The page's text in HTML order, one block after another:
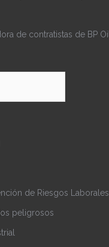
de contratistas de BP Oil.
de Riesgos Laborales
peligrosos